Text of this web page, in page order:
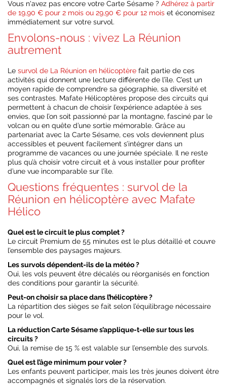
Vous n'avez pas encore votre Carte Sésame ? Adhérez à partir
de 19,90 € pour 2 mois ou 29,90 € pour 12 mois et économisez
immédiatement sur votre survol.
Envolons-nous : vivez La Réunion
autrement
Le survol de La Réunion en hélicoptère fait partie de ces
activités qui donnent une lecture différente de l’île. C’est un
moyen rapide de comprendre sa géographie, sa diversité et
ses contrastes. Mafate Hélicoptères propose des circuits qui
permettent à chacun de choisir l’expérience adaptée à ses
envies, que l’on soit passionné par la montagne, fasciné par le
volcan ou en quête d’une sortie mémorable. Grâce au
partenariat avec la Carte Sésame, ces vols deviennent plus
accessibles et peuvent facilement s’intégrer dans un
programme de vacances ou une journée spéciale. Il ne reste
plus qu’à choisir votre circuit et à vous installer pour profiter
d’une vue incomparable sur l’île.
Questions fréquentes : survol de la
Réunion en hélicoptère avec Mafate
Hélico
Quel est le circuit le plus complet ?
Le circuit Premium de 55 minutes est le plus détaillé et couvre
l’ensemble des paysages majeurs.
Les survols dépendent-ils de la météo ?
Oui, les vols peuvent être décalés ou réorganisés en fonction
des conditions pour garantir la sécurité.
Peut-on choisir sa place dans l’hélicoptère ?
La répartition des sièges se fait selon l’équilibrage nécessaire
pour le vol.
La réduction Carte Sésame s’applique-t-elle sur tous les
circuits ?
Oui, la remise de 15 % est valable sur l’ensemble des survols.
Quel est l’âge minimum pour voler ?
Les enfants peuvent participer, mais les très jeunes doivent être
accompagnés et signalés lors de la réservation.